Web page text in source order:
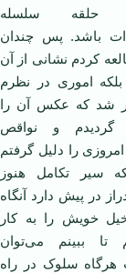
حلقه سلسله
باشد. پس چندان
کردم نشانی از آن
بلکه اموری در نظرم
شد که عکس آن را
گردیدم و نواقص
را دلیل گرفتم
سیر تکامل هنوز
در پیش دارد آنگاه
خویش را به کار
تا ببینم می‌توان
هرگاه سلوک در راه